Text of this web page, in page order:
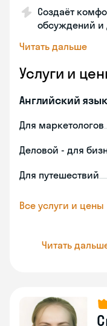
Создаёт
обсуждений и
Читать дальше
Услуги и
Английский язык
Для маркетологов
Деловой - для
Для путешествий
Все услуги и цены
Читать